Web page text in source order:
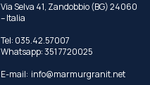
Via Selva 41, Zandobbio (BG) 24060
– Italia
Tel: 035.42.57007
Whatsapp:351 7720025
E-mail: info@marmurgranit.net